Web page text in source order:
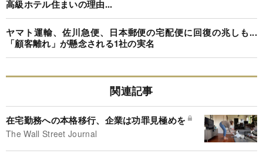
高級ホテル住まいの理由...
ヤマト運輸、佐川急便、日本郵便の宅配便に回復の兆しも...
「顧客離れ」が懸念される1社の実名
関連記事
在宅勤務への本格移行、企業は功罪見極めを
The Wall Street Journal